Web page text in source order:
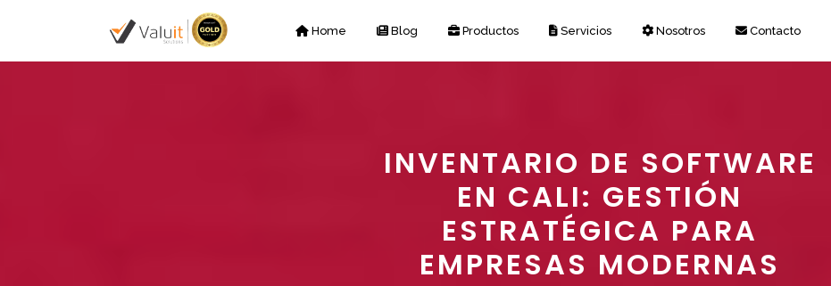
Home Blog Productos Servicios Nosotros Contacto
INVENTARIO DE SOFTWARE
EN CALI: GESTIÓN
ESTRATÉGICA PARA
EMPRESAS MODERNAS